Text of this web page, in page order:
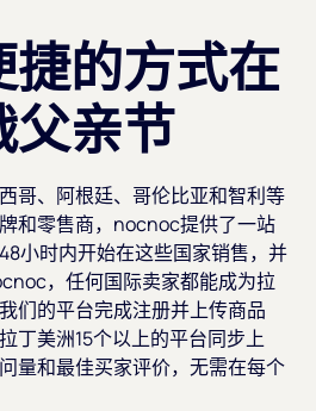
的方式在
父亲节
哥、阿根廷、哥伦比亚和智利等
和零售商，nocnoc提供了一站
小时内开始在这些国家销售，并
，任何国际卖家都能成为拉
们的平台完成注册并上传商品
丁美洲15个以上的平台同步上
量和最佳买家评价，无需在每个